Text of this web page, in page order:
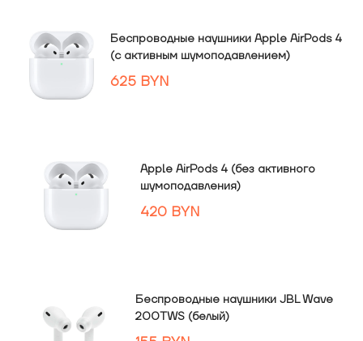
Беспроводные наушники Apple AirPods 4
(с активным шумоподавлением)
625 BYN
Apple AirPods 4 (без активного
шумоподавления)
420 BYN
Беспроводные наушники JBL Wave
200TWS (белый)